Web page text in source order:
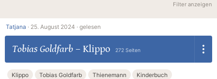
Filter anzeigen
Tatjana · 25. August 2024 · gelesen
Tobias Goldfarb– Klippo 272 Seiten
Klippo Tobias Goldfarb Thienemann
Kinderbuch